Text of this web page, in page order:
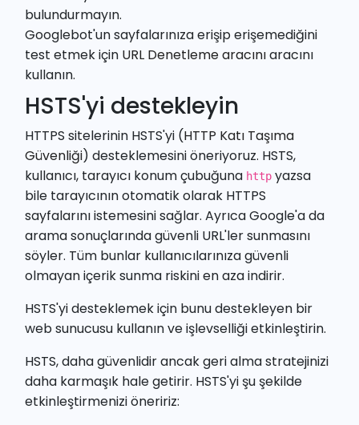
bulundurmayın.
Googlebot'un sayfalarınıza erişip erişemediğini
test etmek için URL Denetleme aracınıaracını
kullanın.
HSTS'yi destekleyin
HTTPS sitelerinin HSTS'yi (HTTP Katı Taşıma
Güvenliği) desteklemesini öneriyoruz. HSTS,
kullanıcı, tarayıcı konum çubuğuna http yazsa
bile tarayıcının otomatik olarak HTTPS
sayfalarını istemesini sağlar. Ayrıca Google'a da
arama sonuçlarında güvenli URL'ler sunmasını
söyler. Tüm bunlar kullanıcılarınıza güvenli
olmayan içerik sunma riskini en aza indirir.
HSTS'yi desteklemek için bunu destekleyen bir
web sunucusu kullanın ve işlevselliği etkinleştirin.
HSTS, daha güvenlidir ancak geri alma stratejinizi
daha karmaşık hale getirir. HSTS'yi şu şekilde
etkinleştirmenizi öneririz: